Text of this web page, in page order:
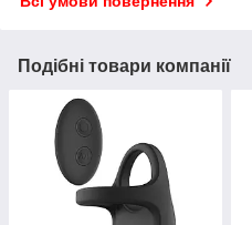
Подібні товари компанії